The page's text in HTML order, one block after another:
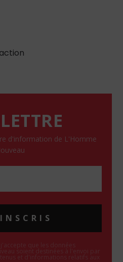
d'information de L'Homme
que les données
soient destinées à l'envoi par
et d'informations relatifs aux